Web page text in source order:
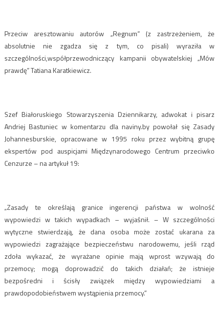
Przeciw aresztowaniu autorów „Regnum” (z zastrzeżeniem, że
absolutnie nie zgadza się z tym, co pisali) wyraziła w
szczególności,współprzewodniczący kampanii obywatelskiej „Mów
prawdę” Tatiana Karatkiewicz.
Szef Białoruskiego Stowarzyszenia Dziennikarzy, adwokat i pisarz
Andriej Bastuniec w komentarzu dla naviny.by powołał się Zasady
Johannesburskie, opracowane w 1995 roku przez wybitną grupę
ekspertów pod auspicjami Międzynarodowego Centrum przeciwko
Cenzurze – na artykuł 19:
„Zasady te określają granice ingerencji państwa w wolność
wypowiedzi w takich wypadkach – wyjaśnił. – W szczególności
wytyczne stwierdzają, że dana osoba może zostać ukarana za
wypowiedzi zagrażające bezpieczeństwu narodowemu, jeśli rząd
zdoła wykazać, że wyrażane opinie mają wprost wzywają do
przemocy; mogą doprowadzić do takich działań; że istnieje
bezpośredni i ścisły związek między wypowiedziami a
prawdopodobieństwem wystąpienia przemocy.”